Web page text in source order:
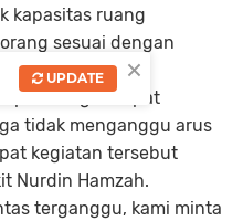
kapasitas ruang
sesuai dengan
Wabup juga
parkir, agar dapat
tidak menganggu arus
kegiatan tersebut
Nurdin Hamzah.
terganggu, kami minta
×
UPDATE